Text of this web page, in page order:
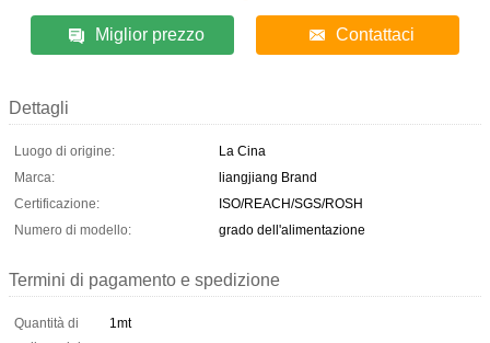
Miglior prezzo Contattaci
Dettagli
Luogo di origine:
La Cina
Marca:
liangjiang Brand
Certificazione:
ISO/REACH/SGS/ROSH
Numero di modello:
grado dell'alimentazione
Termini di pagamento e spedizione
Quantità di
1mt